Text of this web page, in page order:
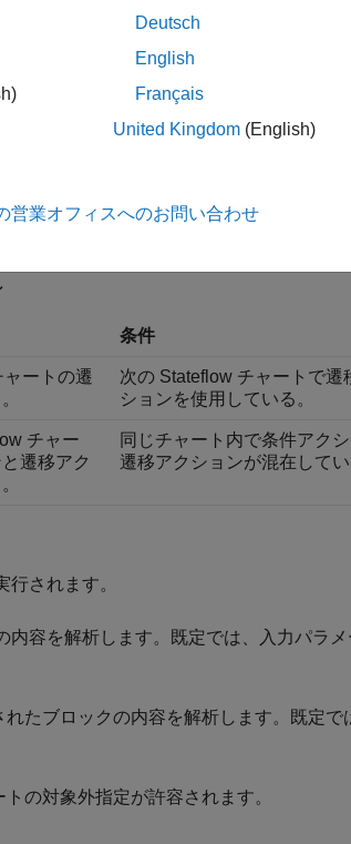
ク jc_0753_a1 が選択されています。
条件
ートの遷
次の Stateflow チャートで遷
ションを使用している。
チャー
遷移アク
同じチャート内で条件アクシ
遷移アクションが混在してい
行されます。
内容を解析します。既定では、入力パラメ
れたブロックの内容を解析します。既定で
の対象外指定が許容されます。
Deutsch
English
Français
United Kingdom (English)
営業オフィスへのお問い合わせ